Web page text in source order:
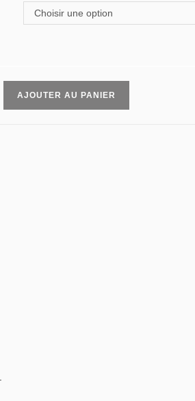
Choisir une option
AJOUTER AU PANIER